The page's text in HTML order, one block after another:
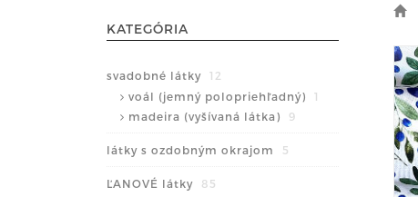
KATEGÓRIA
svadobné látky
12
voál (jemný polopriehľadný)
1
madeira (vyšívaná látka)
9
látky s ozdobným okrajom 5
ĽANOVÉ látky
85